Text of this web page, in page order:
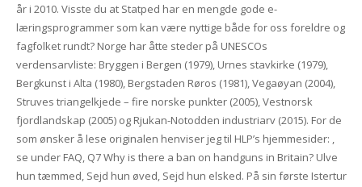
år i 2010. Visste du at Statped har en mengde gode e-
læringsprogrammer som kan være nyttige både for oss foreldre og
fagfolket rundt? Norge har åtte steder på UNESCOs
verdensarvliste: Bryggen i Bergen (1979), Urnes stavkirke (1979),
Bergkunst i Alta (1980), Bergstaden Røros (1981), Vegaøyan (2004),
Struves triangelkjede – fire norske punkter (2005), Vestnorsk
fjordlandskap (2005) og Rjukan-Notodden industriarv (2015). For de
som ønsker å lese originalen henviser jeg til HLP’s hjemmesider: ,
se under FAQ, Q7 Why is there a ban on handguns in Britain? Ulve
hun tæmmed, Sejd hun øved, Sejd hun elsked. På sin første Istertur